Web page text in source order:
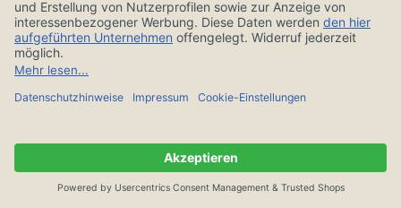
Auf Lager, 1-3 Tage, versandkostenfrei ab 20€